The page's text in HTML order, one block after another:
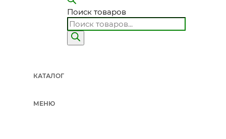
Поиск товаров
КАТАЛОГ
МЕНЮ